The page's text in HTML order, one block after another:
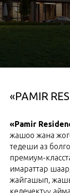
«PAMIR
«Pamir
жашоо жана
теңдеши аз
премиум-
имараттар
жайгашып,
келечектүү